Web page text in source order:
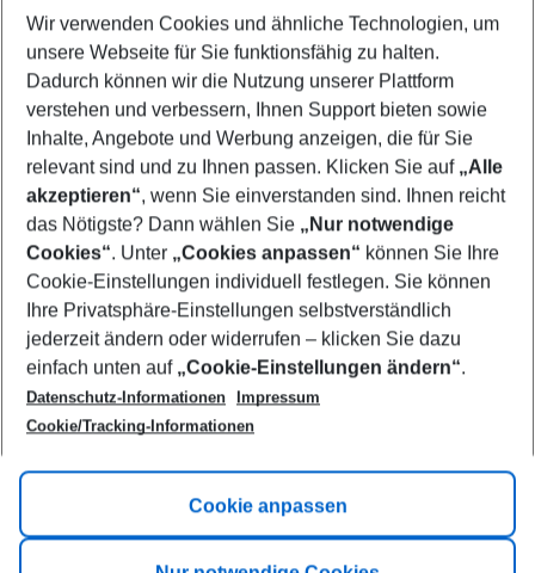
Select your date range
10/08/26–08/08/27 5-8 nights
Who will travel
2 adults No children
Show more filter
Footer
Footer navigation
Title A
Link A
Wir verwenden Cookies und ähnliche Technologien, um
unsere Webseite für Sie funktionsfähig zu halten.
Dadurch können wir die Nutzung unserer Plattform
verstehen und verbessern, Ihnen Support bieten sowie
Inhalte, Angebote und Werbung anzeigen, die für Sie
relevant sind und zu Ihnen passen. Klicken Sie auf „Alle
akzeptieren“, wenn Sie einverstanden sind. Ihnen reicht
das Nötigste? Dann wählen Sie „Nur notwendige
Cookies“. Unter „Cookies anpassen“ können Sie Ihre
Cookie-Einstellungen individuell festlegen. Sie können
Ihre Privatsphäre-Einstellungen selbstverständlich
jederzeit ändern oder widerrufen – klicken Sie dazu
einfach unten auf „Cookie-Einstellungen ändern“.
Datenschutz-Informationen
Impressum
Cookie/Tracking-Informationen
Cookie anpassen